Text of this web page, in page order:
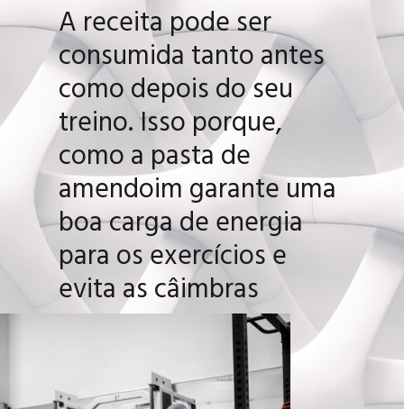
A receita pode ser
consumida tanto antes
como depois do seu
treino. Isso porque,
como a pasta de
amendoim garante uma
boa carga de energia
para os exercícios e
evita as câimbras